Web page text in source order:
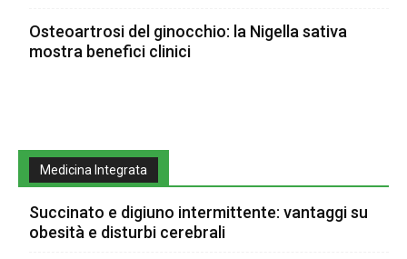
Osteoartrosi del ginocchio: la Nigella sativa
mostra benefici clinici
Medicina Integrata
Succinato e digiuno intermittente: vantaggi su
obesità e disturbi cerebrali